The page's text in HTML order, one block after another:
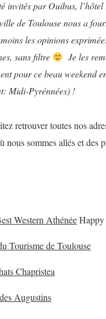
invités par Ouibus, l’hôtel
de Toulouse nous a
les opinions
sans filtre
Je les
pour ce beau weekend
Midi-Pyrénnées) !
retrouver toutes nos
nous sommes allés et des
Western Athénée
Tourisme de Toulouse
Chapristea
Augustins